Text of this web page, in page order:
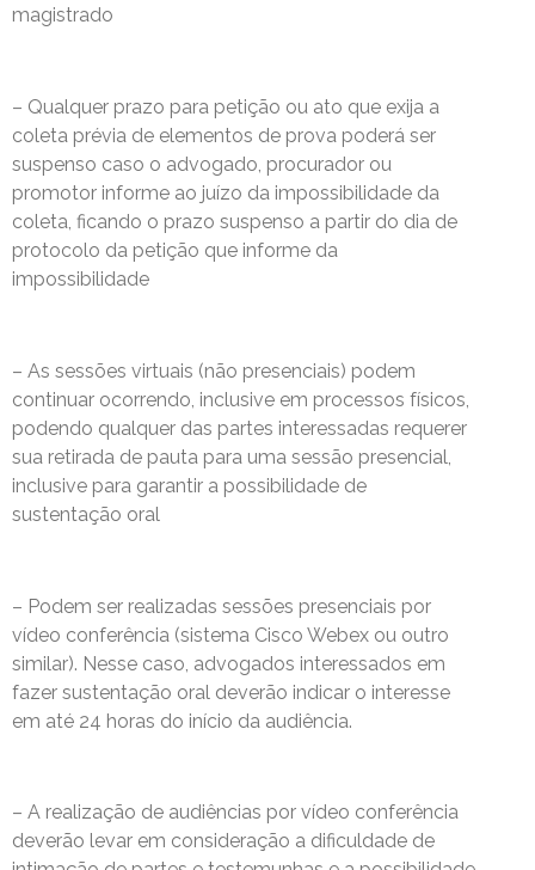
magistrado
– Qualquer prazo para petição ou ato que exija a
coleta prévia de elementos de prova poderá ser
suspenso caso o advogado, procurador ou
promotor informe ao juízo da impossibilidade da
coleta, ficando o prazo suspenso a partir do dia de
protocolo da petição que informe da
impossibilidade
– As sessões virtuais (não presenciais) podem
continuar ocorrendo, inclusive em processos físicos,
podendo qualquer das partes interessadas requerer
sua retirada de pauta para uma sessão presencial,
inclusive para garantir a possibilidade de
sustentação oral
– Podem ser realizadas sessões presenciais por
vídeo conferência (sistema Cisco Webex ou outro
similar). Nesse caso, advogados interessados em
fazer sustentação oral deverão indicar o interesse
em até 24 horas do início da audiência.
– A realização de audiências por vídeo conferência
deverão levar em consideração a dificuldade de